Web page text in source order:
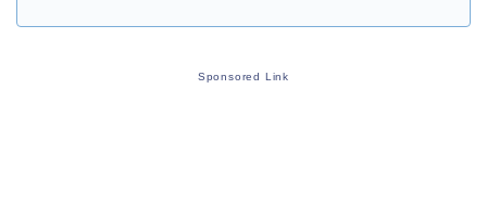
Sponsored Link